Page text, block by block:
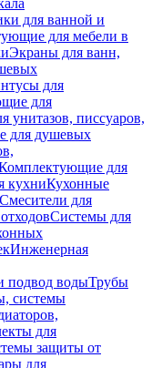
для ванной и
для мебели в
Экраны для ванн,
для
для
унитазов, писсуаров,
для душевых
для
кухниКухонные
Смесители для
Системы для
Инженерная
подвод водыТрубы
системы
для
защиты от
для